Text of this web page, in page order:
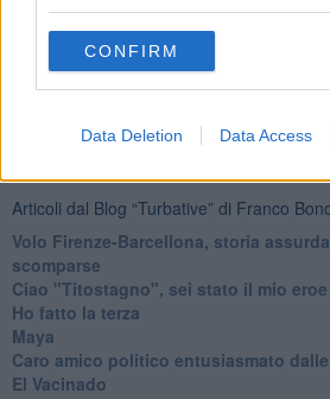
CONFIRM
Data Deletion Data Access
Se vuoi leggere le notizie principali della
Newsletter QUInews - ToscanaMedia.
alle 20:00 direttamente nella tua casella
Articoli dal Blog “Turbative” di Franco
Volo Firenze-Barcellona, storia
scomparse
Ciao "Titostagno", sei stato il mio eroe
Ho fatto la terza
Maya
Caro amico politico entusiasmato
El Vacinado